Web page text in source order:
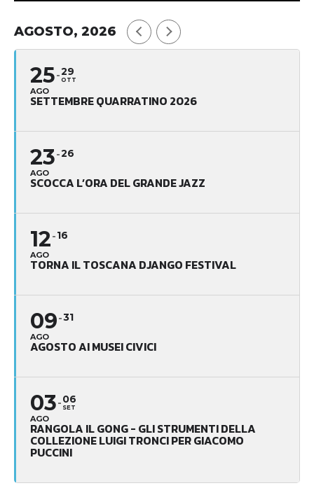
AGOSTO, 2026
25
AGO
29
OTT
SETTEMBRE QUARRATINO 2026
23
AGO
26
SCOCCA L’ORA DEL GRANDE JAZZ
12
AGO
16
TORNA IL TOSCANA DJANGO FESTIVAL
09
AGO
31
AGOSTO AI MUSEI CIVICI
03
AGO
06
SET
RANGOLA IL GONG - GLI STRUMENTI DELLA
COLLEZIONE LUIGI TRONCI PER GIACOMO
PUCCINI